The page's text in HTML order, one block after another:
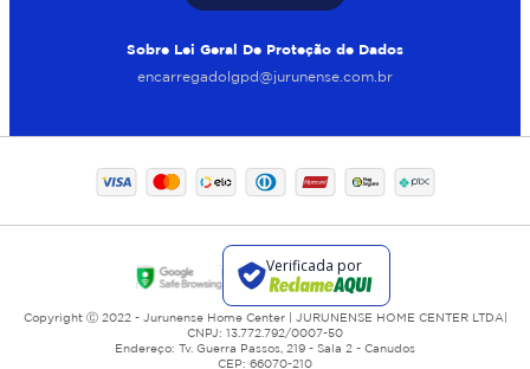
Sobre Lei Geral De Proteção de Dados
encarregadolgpd@jurunense.com.br
Copyright Ⓒ 2022 - Jurunense Home Center | JURUNENSE HOME CENTER LTDA|
CNPJ: 13.772.792/0007-50
Endereço: Tv. Guerra Passos, 219 - Sala 2 - Canudos
CEP: 66070-210